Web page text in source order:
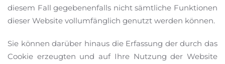
diesem Fall gegebenenfalls nicht sämtliche Funktionen
dieser Website vollumfänglich genutzt werden können.
Sie können darüber hinaus die Erfassung der durch das
Cookie erzeugten und auf Ihre Nutzung der Website